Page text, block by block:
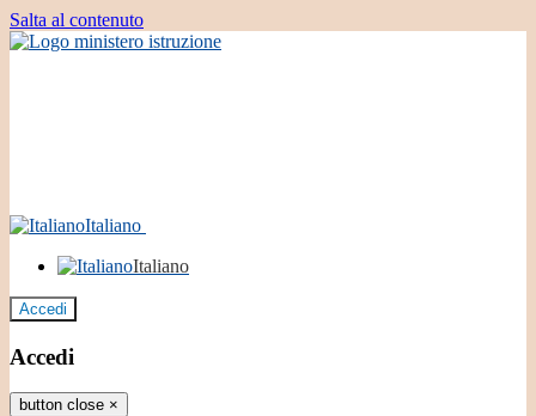
Salta al contenuto
Italiano
Italiano
Accedi
Accedi
button close ×